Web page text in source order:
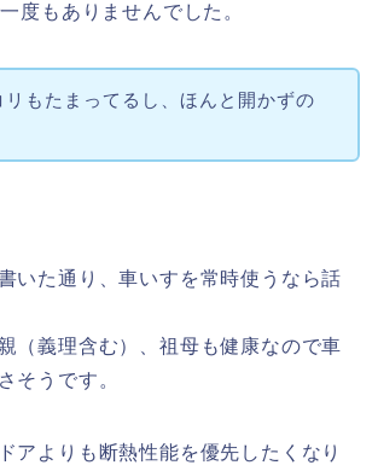
度もありませんでした。
リもたまってるし、ほんと開かずの
いた通り、車いすを常時使うなら話
（義理含む）、祖母も健康なので車
そうです。
アよりも断熱性能を優先したくなり